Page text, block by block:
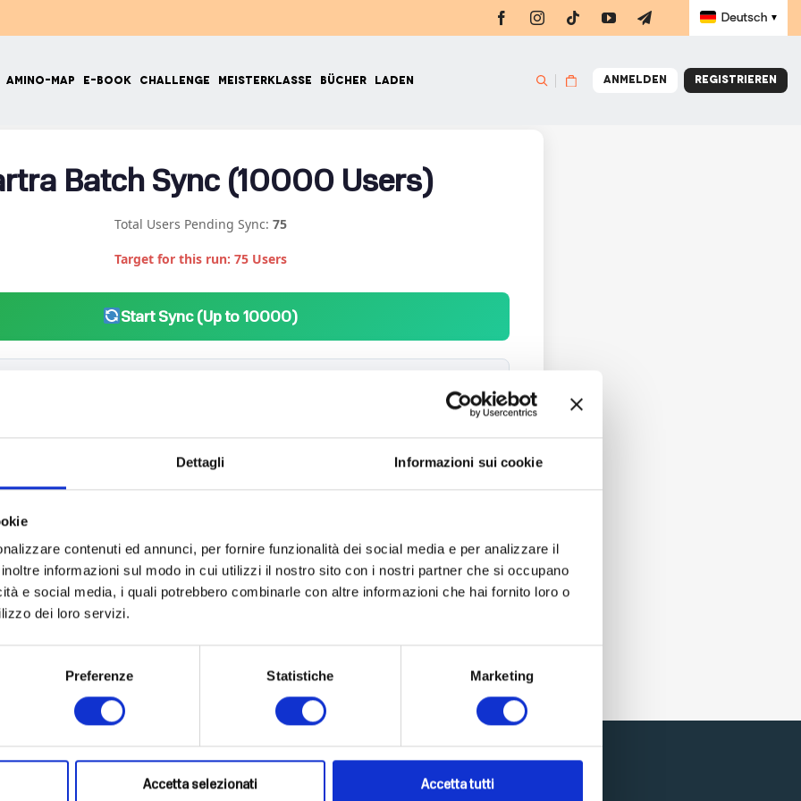
Dettagli Informazioni sui cookie
contenuti ed annunci, per fornire funzionalità dei social media e per analizzare il
informazioni sul modo in cui utilizzi il nostro sito con i nostri partner che si occupano
e social media, i quali potrebbero combinarle con altre informazioni che hai fornito loro o
dei loro servizi.
Preferenze Statistiche Marketing
Accetta selezionati Accetta tutti
Deutsch ▼
Batch Sync (10000 Users)
Total Users Pending Sync: 75
Target for this run: 75 Users
Start Sync (Up to 10000)
Test: Search-or-Create Lead
it does. Shows the full raw API response.
Run Test for dankol65@gmail.com